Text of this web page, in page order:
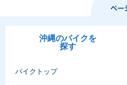
沖縄のバイクを
探す
バイクトップ